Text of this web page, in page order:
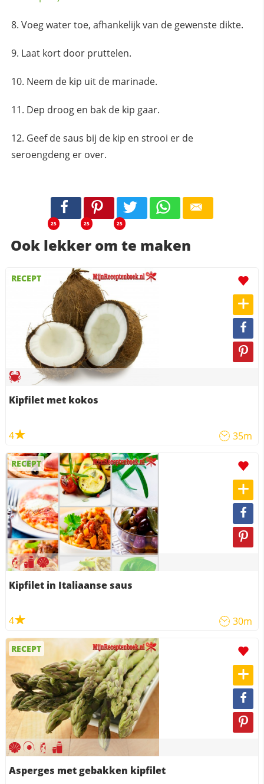
Voeg water toe, afhankelijk van de gewenste dikte.
Laat kort door pruttelen.
Neem de kip uit de marinade.
Dep droog en bak de kip gaar.
Geef de saus bij de kip en strooi er de
seroengdeng er over.
25 25 25
Ook lekker om te maken
RECEPT
Kipfilet met kokos
4 35m
RECEPT
Kipfilet in Italiaanse saus
4 30m
RECEPT
Asperges met gebakken kipfilet